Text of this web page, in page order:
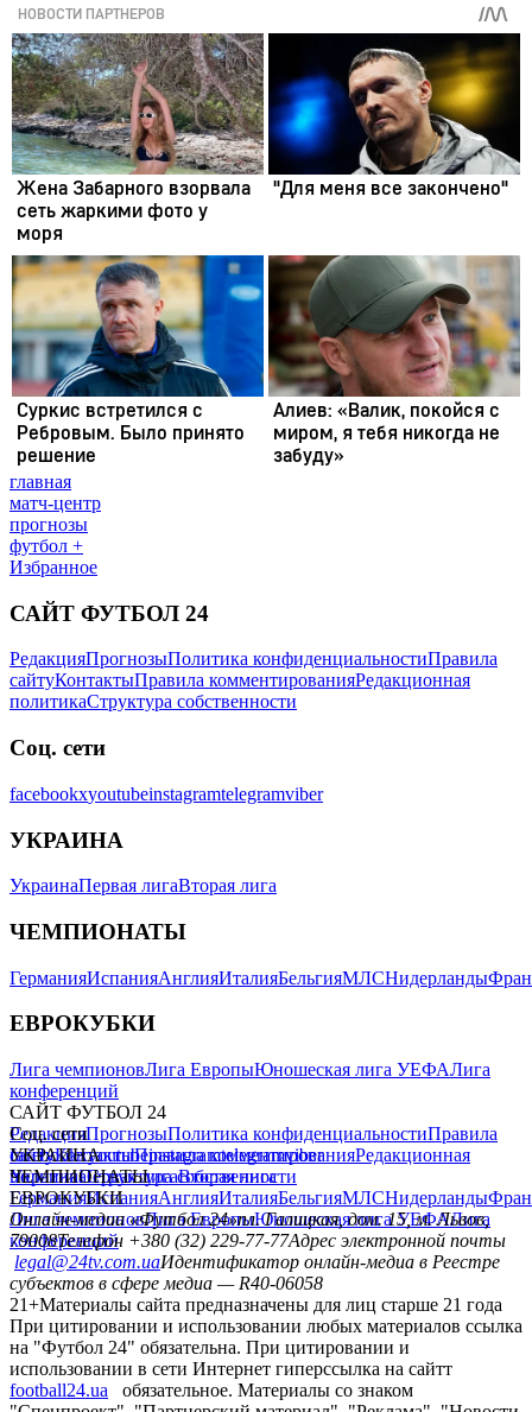
главная
матч-центр
прогнозы
футбол +
Избранное
САЙТ ФУТБОЛ 24
РедакцияПрогнозыПолитика конфиденциальностиПравила
сайтуКонтактыПравила комментированияРедакционная
политикаСтруктура собственности
Соц. сети
facebookxyoutubeinstagramtelegramviber
УКРАИНА
УкраинаПервая лигаВторая лига
ЧЕМПИОНАТЫ
ГерманияИспанияАнглияИталияБельгияМЛСНидерланды
ЕВРОКУБКИ
Лига чемпионовЛига ЕвропыЮношеская лига УЕФАЛига
конференций
САЙТ ФУТБОЛ 24
РедакцияПрогнозыПолитика конфиденциальностиПравила
сайтуКонтактыПравила комментированияРедакционная
политикаСтруктура собственности
Соц. сети
facebookxyoutubeinstagramtelegramviber
УКРАИНА
УкраинаПервая лигаВторая лига
ЧЕМПИОНАТЫ
ГерманияИспанияАнглияИталияБельгияМЛСНидерланды
ЕВРОКУБКИ
Лига чемпионовЛига ЕвропыЮношеская лига УЕФАЛига
конференций
Онлайн-медиа «Футбол 24»пл. Галицкая, дом. 15, м. Львов,
79008Телефон +380 (32) 229-77-77Адрес электронной почты
legal@24tv.com.uaИдентификатор онлайн-медиа в Реестре
субъектов в сфере медиа — R40-06058
21+Материалы сайта предназначены для лиц старше 21 года
При цитировании и использовании любых материалов ссылка
на "Футбол 24" обязательна. При цитировании и
использовании в сети Интернет гиперссылка на сайтт
football24.ua
обязательное. Материалы со знаком